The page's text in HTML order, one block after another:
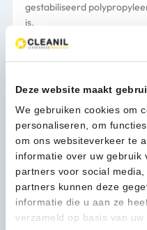
Deze website maakt
We gebruiken cookies om
personaliseren, om
om ons websiteverkeer te
informatie over uw gebruik
partners voor social
partners kunnen deze
informatie die u aan ze
verzameld op basis van uw
gestabiliseerd
is.
56,75
Wecoline
Afwasborstel
kunststof
rond
ppn
-
10050543
aantal
In
1-3 werkdagen